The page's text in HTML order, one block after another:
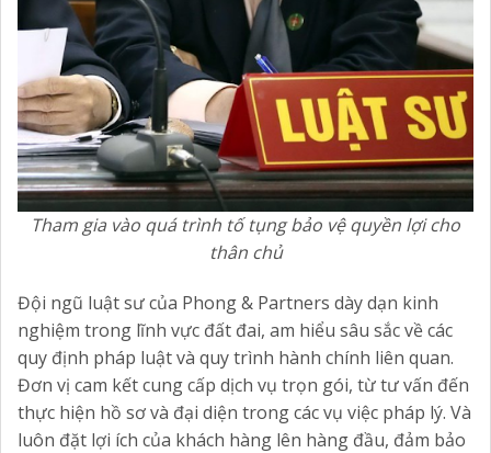
Tham gia vào quá trình tố tụng bảo vệ quyền lợi cho
thân chủ
Đội ngũ luật sư của Phong & Partners dày dạn kinh
nghiệm trong lĩnh vực đất đai, am hiểu sâu sắc về các
quy định pháp luật và quy trình hành chính liên quan.
Đơn vị cam kết cung cấp dịch vụ trọn gói, từ tư vấn đến
thực hiện hồ sơ và đại diện trong các vụ việc pháp lý. Và
luôn đặt lợi ích của khách hàng lên hàng đầu, đảm bảo